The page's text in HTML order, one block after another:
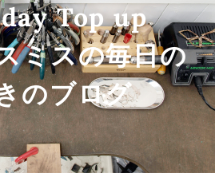
Top up
ミスの毎日の
のブログ
DIARY